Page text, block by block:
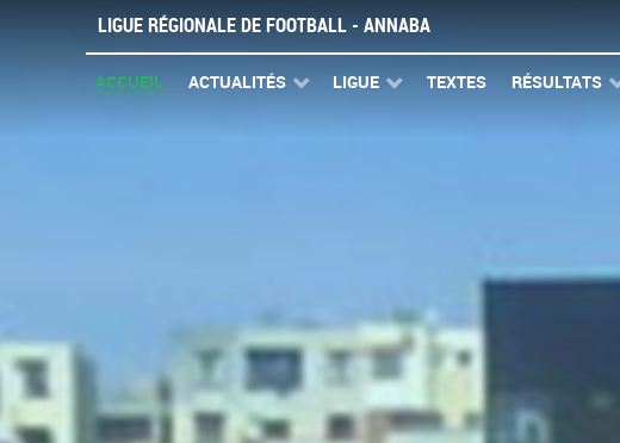
LIGUE RÉGIONALE DE FOOTBALL - ANNABA
ACCUEIL ACTUALITÉS LIGUE TEXTES RÉSULTATS